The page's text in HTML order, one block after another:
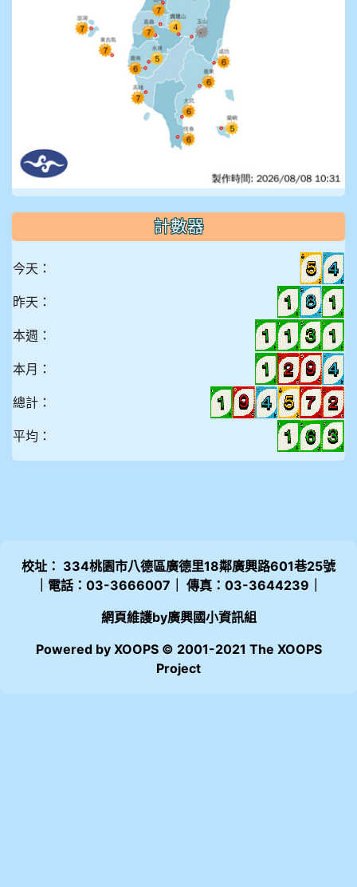
計數器
今天：
昨天：
本週：
本月：
總計：
平均：
校址： 334桃園市八德區廣德里18鄰廣興路601巷25號
｜電話：03-3666007｜ 傳真：03-3644239｜
網頁維護by廣興國小資訊組
Powered by XOOPS © 2001-2021 The XOOPS
Project